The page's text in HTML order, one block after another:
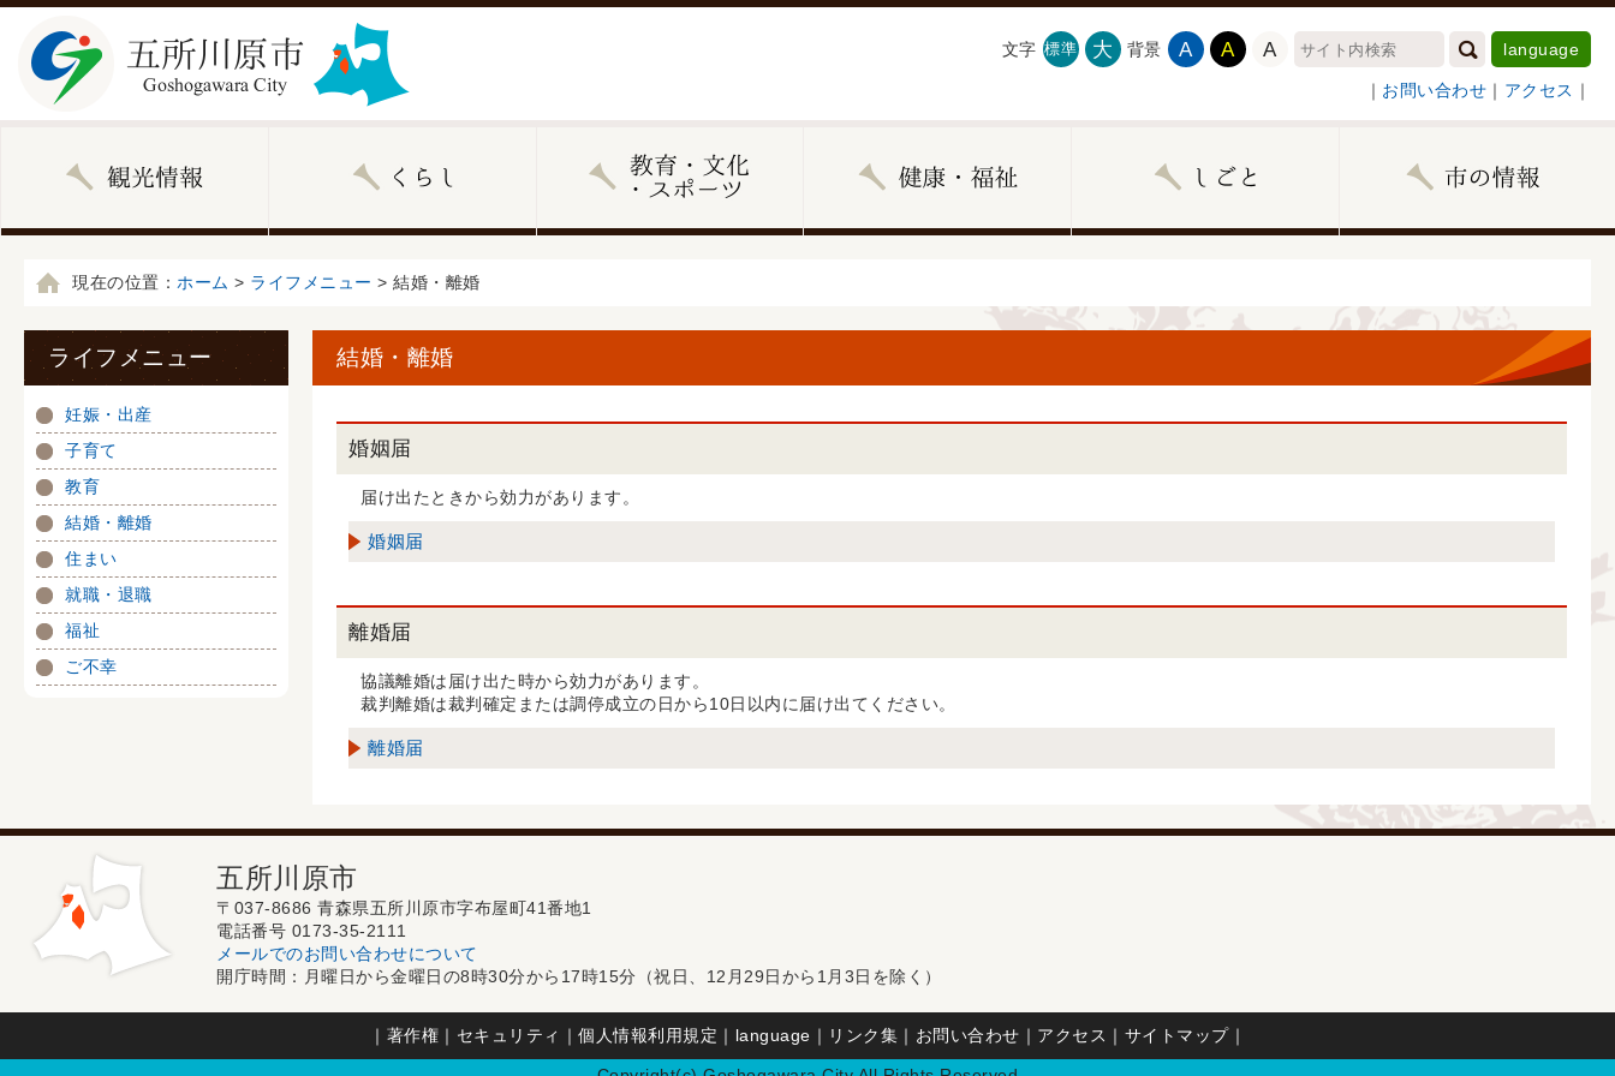
文字 標準 大 背景 A A A language
｜ お問い合わせ ｜ アクセス ｜
現在の位置： ホーム > ライフメニュー > 結婚・離婚
結婚・離婚
婚姻届
届け出たときから効力があります。
婚姻届
離婚届
協議離婚は届け出た時から効力があります。
裁判離婚は裁判確定または調停成立の日から10日以内に届け出てください。
離婚届
ライフメニュー
妊娠・出産
子育て
教育
結婚・離婚
住まい
就職・退職
福祉
ご不幸
五所川原市
〒037-8686 青森県五所川原市字布屋町41番地1
電話番号 0173-35-2111
メールでのお問い合わせについて
開庁時間：月曜日から金曜日の8時30分から17時15分（祝日、12月29日から1月3日を除く）
｜ 著作権 ｜ セキュリティ ｜ 個人情報利用規定 ｜ language ｜ リンク集 ｜ お問い合わせ ｜ アクセス ｜ サイトマップ｜